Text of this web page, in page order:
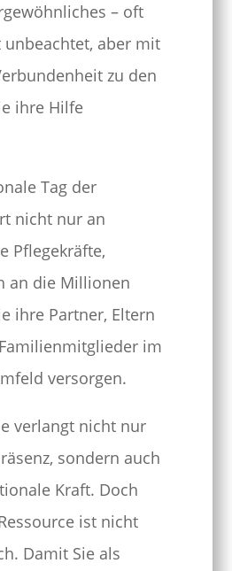
– oft
aber mit
zu den
ihre Hilfe
Tag der
nicht nur an
Pflegekräfte,
an die Millionen
ihre Partner, Eltern
im
versorgen.
verlangt nicht nur
sondern auch
Kraft. Doch
ist nicht
Damit Sie als